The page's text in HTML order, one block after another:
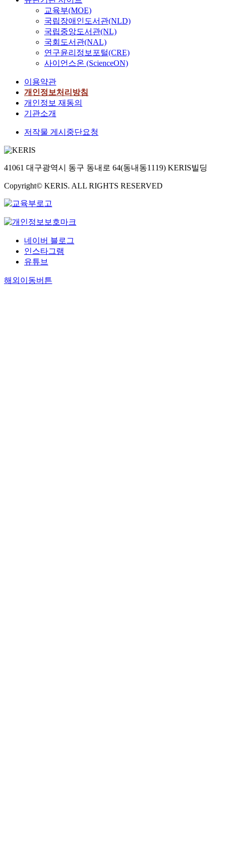
교육부(MOE)
국립장애인도서관(NLD)
국립중앙도서관(NL)
국회도서관(NAL)
연구윤리정보포털(CRE)
사이언스온 (ScienceON)
이용약관
개인정보처리방침
개인정보 재동의
기관소개
저작물 게시중단요청
41061 대구광역시 동구 동내로 64(동내동1119) KERIS빌딩
Copyright© KERIS. ALL RIGHTS RESERVED
네이버 블로그
인스타그램
유튜브
해외이동버튼